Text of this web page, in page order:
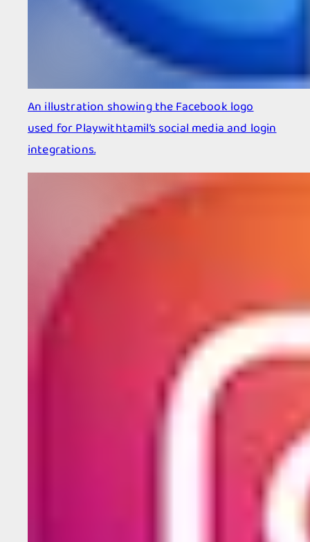
An illustration showing the Facebook logo
used for Playwithtamil’s social media and login
integrations.